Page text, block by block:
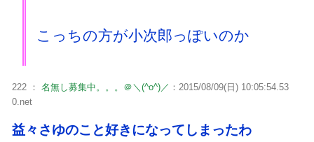
こっちの方が小次郎っぽいのか
222 ： 名無し募集中。。。＠＼(^o^)／ ：2015/08/09(日) 10:05:54.53
0.net
益々さゆのこと好きになってしまったわ